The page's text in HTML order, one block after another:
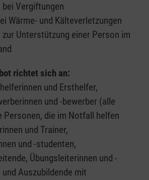
bei Vergiftungen
Wärme- und Kälteverletzungen
zur Unterstützung einer Person im
richtet sich an:
und Ersthelfer,
und -bewerber (alle
Personen, die im Notfall helfen
und Trainer,
und -studenten,
Übungsleiterinnen und -
Auszubildende mit